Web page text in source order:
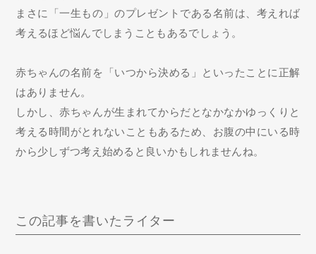
まさに「一生もの」のプレゼントである名前は、考えれば
考えるほど悩んでしまうこともあるでしょう。
赤ちゃんの名前を「いつから決める」といったことに正解
はありません。
しかし、赤ちゃんが生まれてからだとなかなかゆっくりと
考える時間がとれないこともあるため、お腹の中にいる時
から少しずつ考え始めると良いかもしれませんね。
この記事を書いたライター